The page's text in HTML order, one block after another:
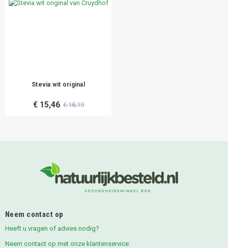
Stevia wit original
€ 15,46 € 18,19
Neem contact op
Heeft u vragen of advies nodig?
Neem contact op met onze klantenservice.